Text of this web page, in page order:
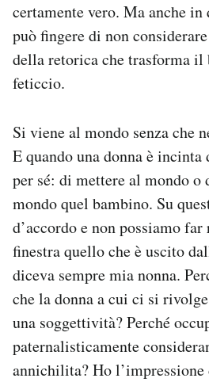
certamente vero. Ma anche in
può fingere di non
della retorica che trasforma il
feticcio.
Si viene al mondo senza che
E quando una donna è incinta
per sé: di mettere al mondo o
mondo quel bambino. Su
d’accordo e non possiamo
finestra quello che è uscito
diceva sempre mia nonna.
che la donna a cui ci si
una soggettività? Perché
paternalisticamente
annichilita? Ho l’impressione